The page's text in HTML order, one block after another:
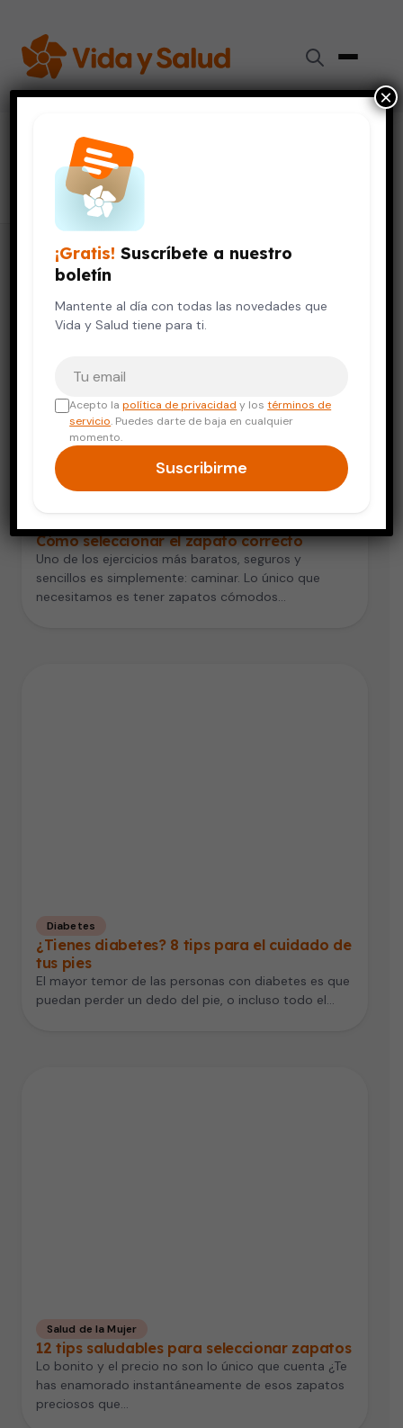
callos
12 artículos
Cómo seleccionar el zapato correcto
Uno de los ejercicios más baratos, seguros y
sencillos es simplemente: caminar. Lo único que
necesitamos es tener zapatos cómodos…
Diabetes
¿Tienes diabetes? 8 tips para el cuidado de
tus pies
El mayor temor de las personas con diabetes es que
puedan perder un dedo del pie, o incluso todo el…
Salud de la Mujer
12 tips saludables para seleccionar zapatos
Lo bonito y el precio no son lo único que cuenta ¿Te
has enamorado instantáneamente de esos zapatos
preciosos que…
¡Gratis! Suscríbete a nuestro
boletín
Mantente al día con todas las novedades que
Vida y Salud tiene para ti.
Acepto lapolítica de privacidad y lostérminos de
servicio. Puedes darte de baja en cualquier
momento.
Suscribirme
×